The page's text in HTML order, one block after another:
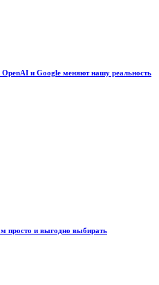
OpenAI и Google меняют нашу реальность
просто и выгодно выбирать